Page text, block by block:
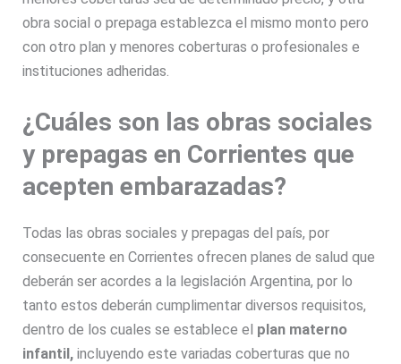
obra social o prepaga establezca el mismo monto pero
con otro plan y menores coberturas o profesionales e
instituciones adheridas.
¿Cuáles son las obras sociales
y prepagas en Corrientes que
acepten embarazadas?
Todas las obras sociales y prepagas del país, por
consecuente en Corrientes ofrecen planes de salud que
deberán ser acordes a la legislación Argentina, por lo
tanto estos deberán cumplimentar diversos requisitos,
dentro de los cuales se establece el plan materno
infantil,incluyendo este variadas coberturas que no